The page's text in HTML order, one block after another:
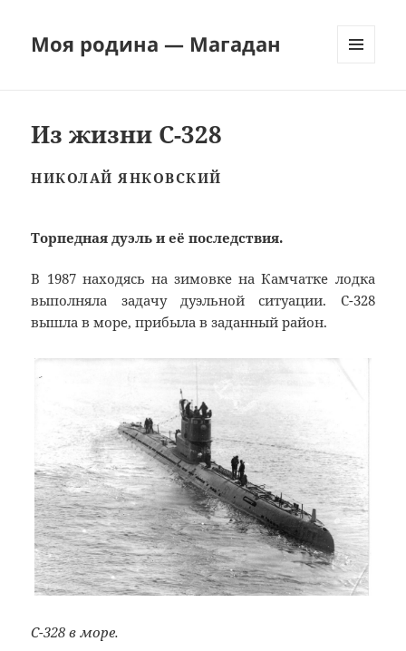
Моя родина — Магадан
Из жизни С-328
НИКОЛАЙ ЯНКОВСКИЙ
Торпедная дуэль и её последствия.
В 1987 находясь на зимовке на Камчатке лодка
выполняла задачу дуэльной ситуации. С-328
вышла в море, прибыла в заданный район.
С-328 в море.